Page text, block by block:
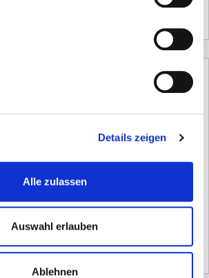
Details zeigen
Alle zulassen
Auswahl erlauben
Ablehnen
14 Tage